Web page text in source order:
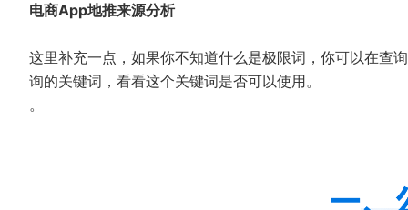
电商App地推来源分析
这里补充一点，如果你不知道什么是极限词，你可以在查
询的关键词，看看这个关键词是否可以使用。
。